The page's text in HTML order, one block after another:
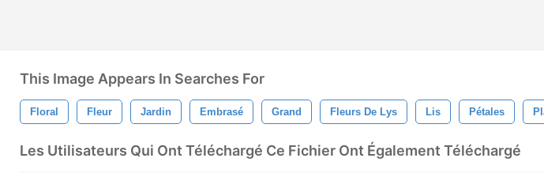
This Image Appears In Searches For
Floral Fleur Jardin Embrasé Grand Fleurs De Lys Lis Pétales
Les Utilisateurs Qui Ont Téléchargé Ce Fichier Ont Également Téléchargé